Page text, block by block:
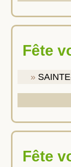
Fête
Fête